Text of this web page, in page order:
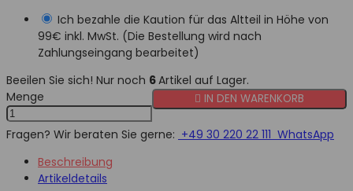
Ich bezahle die Kaution für das Altteil in Höhe von
99€ inkl. MwSt. (Die Bestellung wird nach
Zahlungseingang bearbeitet)
Beeilen Sie sich! Nur noch 6Artikel auf Lager.
Menge
 IN DEN WARENKORB
Fragen? Wir beraten Sie gerne: +49 30 220 22 111 WhatsApp
Beschreibung
Artikeldetails